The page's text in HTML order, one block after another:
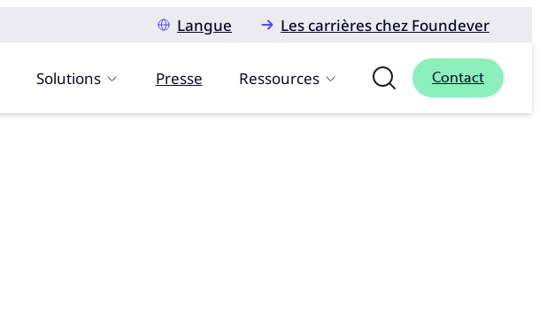
Langue
Les carrières chez Foundever
Solutions Presse Ressources Contact